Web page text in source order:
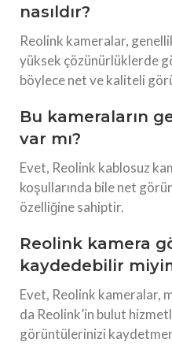
nasıldır?
Reolink kameralar,
yüksek çözünürlüklerde
böylece net ve kaliteli
Bu kameraların
var mı?
Evet, Reolink kablosuz
koşullarında bile net
özelliğine sahiptir.
Reolink kamera
kaydedebilir
Evet, Reolink kameralar,
da Reolink’in bulut
görüntülerinizi